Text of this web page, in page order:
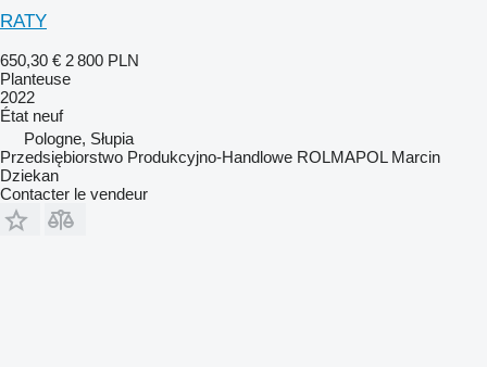
RATY
650,30 € 2 800 PLN
Planteuse
2022
État neuf
Pologne, Słupia
Przedsiębiorstwo Produkcyjno-Handlowe ROLMAPOL Marcin
Dziekan
Contacter le vendeur